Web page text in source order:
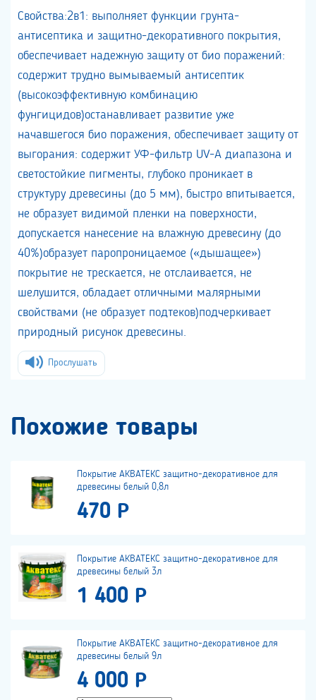
Свойства:2в1: выполняет функции грунта-
антисептика и защитно-декоративного покрытия,
обеспечивает надежную защиту от био поражений:
содержит трудно вымываемый антисептик
(высокоэффективную комбинацию
фунгицидов)останавливает развитие уже
начавшегося био поражения, обеспечивает защиту от
выгорания: содержит УФ-фильтр UV-A диапазона и
светостойкие пигменты, глубоко проникает в
структуру древесины (до 5 мм), быстро впитывается,
не образует видимой пленки на поверхности,
допускается нанесение на влажную древесину (до
40%)образует паропроницаемое («дышащее»)
покрытие не трескается, не отслаивается, не
шелушится, обладает отличными малярными
свойствами (не образует подтеков)подчеркивает
природный рисунок древесины.
Прослушать
Похожие товары
Покрытие АКВАТЕКС защитно-декоративное для
древесины белый 0,8л
470 Р
Покрытие АКВАТЕКС защитно-декоративное для
древесины белый 3л
1 400 Р
Покрытие АКВАТЕКС защитно-декоративное для
древесины белый 9л
4 000 Р